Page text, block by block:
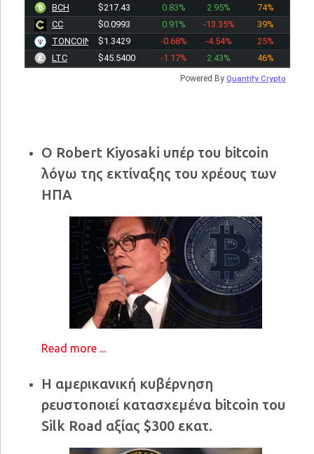
BCH
$217.43 0.83% 2.95%
74%
CC
$0.0993 0.91% -13.35%
39%
TONCOIN
$1.3429 -0.68% -4.54%
25%
LTC
$45.5400 -1.17% 2.43% 46%
Powered By Quantify Crypto
Ο Robert Kiyosaki υπέρ του bitcoin
λόγω της εκτίναξης του χρέους των
ΗΠΑ
Read more ...
Η αμερικανική κυβέρνηση
ρευστοποιεί κατασχεμένα bitcoin του
Silk Road αξίας $300 εκατ.